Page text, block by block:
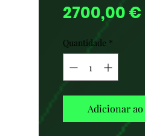
2700,00 €
Quantidade *
Adicionar